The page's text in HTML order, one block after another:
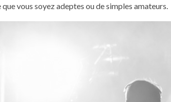
vous soyez adeptes ou de simples amateurs.